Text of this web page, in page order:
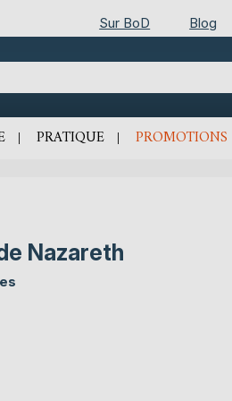
Sur BoD Blog
PRATIQUE PROMOTIONS
Nazareth